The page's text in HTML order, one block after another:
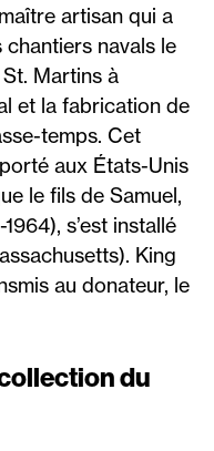
artisan qui a
navals le
Martins à
et la fabrication de
temps. Cet
aux États-Unis
le fils de Samuel,
s’est installé
King
au donateur, le
du